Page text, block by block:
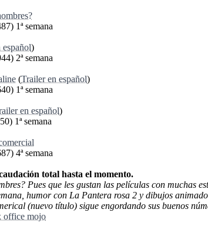
) 1ª semana
)
) 2ª semana
(Trailer en español)
) 1ª semana
en español)
) 1ª semana
) 4ª semana
total hasta el momento.
Pues que les gustan las películas con muchas
humor con La Pantera rosa 2 y dibujos
(nuevo título) sigue engordando sus buenos
office mojo